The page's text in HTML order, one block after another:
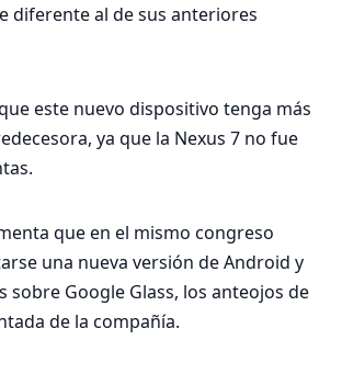
diferente al de sus anteriores
este nuevo dispositivo tenga más
ya que la Nexus 7 no fue
que en el mismo congreso
una nueva versión de Android y
sobre Google Glass, los anteojos de
de la compañía.